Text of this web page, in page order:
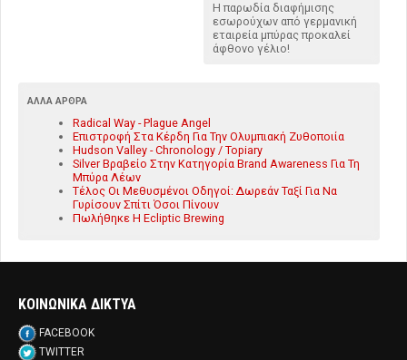
H παρωδία διαφήμισης
εσωρούχων από γερμανική
εταιρεία μπύρας προκαλεί
άφθονο γέλιο!
ΆΛΛΑ ΆΡΘΡΑ
Radical Way - Plague Angel
Επιστροφή Στα Κέρδη Για Την Ολυμπιακή Ζυθοποιία
Hudson Valley - Chronology / Topiary
Silver Βραβείο Στην Κατηγορία Brand Awareness Για Τη
Μπύρα Λέων
Τέλος Οι Μεθυσμένοι Οδηγοί: Δωρεάν Ταξί Για Να
Γυρίσουν Σπίτι Όσοι Πίνουν
Πωλήθηκε Η Ecliptic Brewing
ΚΟΙΝΩΝΙΚΑ ΔΙΚΤΥΑ
FACEBOOK
TWITTER